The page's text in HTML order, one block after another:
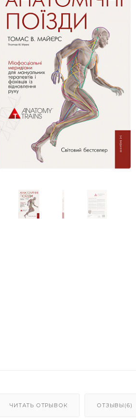
ЧИТАТЬ ОТРЫВОК ОТЗЫВЫ(6)